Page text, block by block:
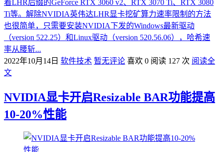
着LHR后缀的GeForce RTX 3060 v2、RTX 3070 Ti、RTX 3080
Ti等。解除NVIDIA英伟达LHR显卡挖矿算力速率限制的方法
也很简单，只需要安装NVIDIA下发的Windows最新驱动
（version 522.25）和Linux驱动（version 520.56.06），哈希速
率从腰斩...
2022年10月14日 软件技术 暂无评论 喜欢 0 阅读 127 次 阅读全
文
NVIDIA显卡开启Resizable BAR功能提高
10-20%性能